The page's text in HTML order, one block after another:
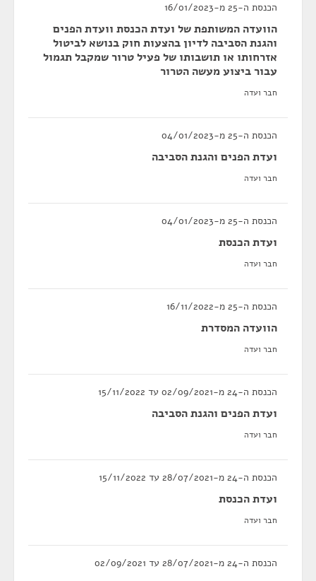
הכנסת ה-25 מ-16/01/2023
הוועדה המשותפת של ועדת הכנסת וועדת הפנים
והגנת הסביבה לדיון בהצעות חוק בנושא לביטול
אזרחותו או תושבותו של פעיל טרור שמקבל תגמול
עבור ביצוע מעשה הטרור
חבר ועדה
הכנסת ה-25 מ-04/01/2023
ועדת הפנים והגנת הסביבה
חבר ועדה
הכנסת ה-25 מ-04/01/2023
ועדת הכנסת
חבר ועדה
הכנסת ה-25 מ-16/11/2022
הוועדה המסדרת
חבר ועדה
הכנסת ה-24 מ-02/09/2021 עד 15/11/2022
ועדת הפנים והגנת הסביבה
חבר ועדה
הכנסת ה-24 מ-28/07/2021 עד 15/11/2022
ועדת הכנסת
חבר ועדה
הכנסת ה-24 מ-28/07/2021 עד 02/09/2021